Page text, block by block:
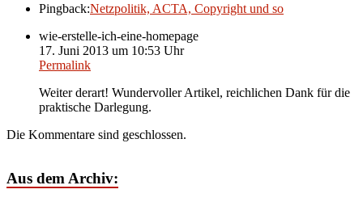
Pingback:Netzpolitik, ACTA, Copyright und so
wie-erstelle-ich-eine-homepage
17. Juni 2013 um 10:53 Uhr
Permalink
Weiter derart! Wundervoller Artikel, reichlichen Dank für die
praktische Darlegung.
Die Kommentare sind geschlossen.
Aus dem Archiv: